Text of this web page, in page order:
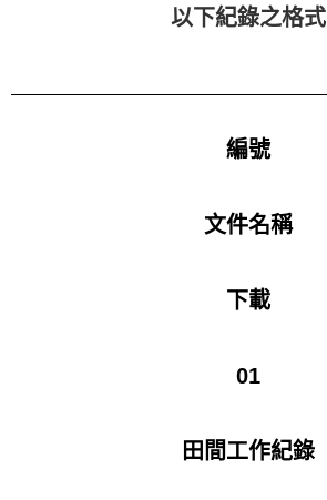
以下紀錄之格式
編號
文件名稱
下載
01
田間工作紀錄